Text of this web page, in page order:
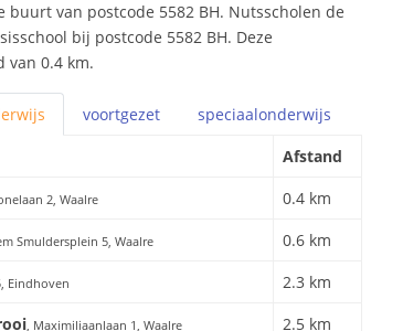
van postcode 5582 BH. Nutsscholen de
bij postcode 5582 BH. Deze
van 0.4 km.
voortgezet speciaalonderwijs
Afstand
2, Waalre
0.4 km
Smuldersplein 5, Waalre
0.6 km
Eindhoven
2.3 km
, Maximiliaanlaan 1, Waalre
2.5 km